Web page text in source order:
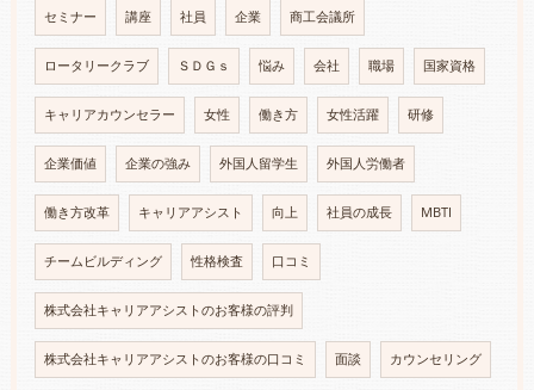
セミナー 講座 社員 企業 商工会議所
ロータリークラブ ＳＤＧｓ 悩み 会社 職場 国家資格
キャリアカウンセラー 女性 働き方 女性活躍 研修
企業価値 企業の強み 外国人留学生 外国人労働者
働き方改革 キャリアアシスト 向上 社員の成長 MBTI
チームビルディング 性格検査 口コミ
株式会社キャリアアシストのお客様の評判
株式会社キャリアアシストのお客様の口コミ 面談 カウンセリング